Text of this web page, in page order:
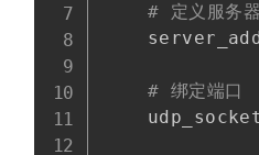
# 定义服务
# 绑定端口
    udp_socket